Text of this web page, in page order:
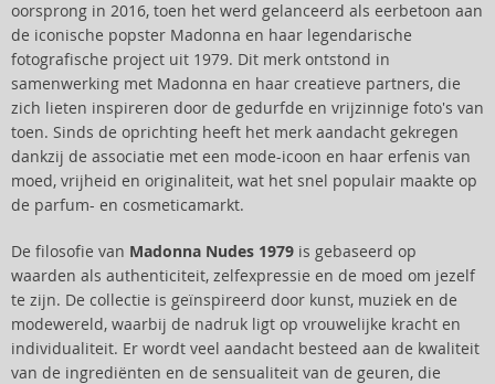
oorsprong in 2016, toen het werd gelanceerd als eerbetoon aan
de iconische popster Madonna en haar legendarische
fotografische project uit 1979. Dit merk ontstond in
samenwerking met Madonna en haar creatieve partners, die
zich lieten inspireren door de gedurfde en vrijzinnige foto's van
toen. Sinds de oprichting heeft het merk aandacht gekregen
dankzij de associatie met een mode-icoon en haar erfenis van
moed, vrijheid en originaliteit, wat het snel populair maakte op
de parfum- en cosmeticamarkt.
De filosofie van Madonna Nudes 1979 is gebaseerd op
waarden als authenticiteit, zelfexpressie en de moed om jezelf
te zijn. De collectie is geïnspireerd door kunst, muziek en de
modewereld, waarbij de nadruk ligt op vrouwelijke kracht en
individualiteit. Er wordt veel aandacht besteed aan de kwaliteit
van de ingrediënten en de sensualiteit van de geuren, die